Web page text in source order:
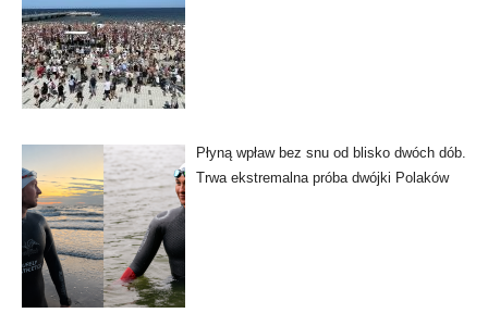
Płyną wpław bez snu od blisko dwóch dób.
Trwa ekstremalna próba dwójki Polaków